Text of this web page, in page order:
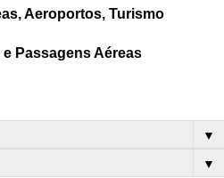
Aeroportos, Turismo
Passagens Aéreas
▼
▼